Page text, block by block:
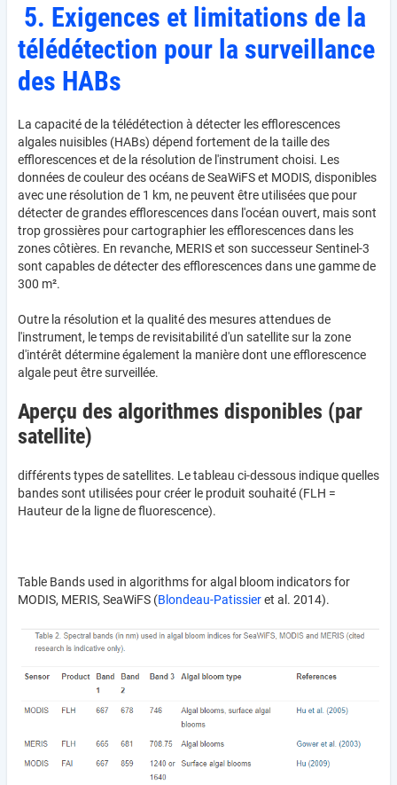
5. Exigences et limitations de la
télédétection pour la surveillance
des HABs
La capacité de la télédétection à détecter les efflorescences
algales nuisibles (HABs) dépend fortement de la taille des
efflorescences et de la résolution de l'instrument choisi. Les
données de couleur des océans de SeaWiFS et MODIS, disponibles
avec une résolution de 1 km, ne peuvent être utilisées que pour
détecter de grandes efflorescences dans l'océan ouvert, mais sont
trop grossières pour cartographier les efflorescences dans les
zones côtières. En revanche, MERIS et son successeur Sentinel-3
sont capables de détecter des efflorescences dans une gamme de
300 m².
Outre la résolution et la qualité des mesures attendues de
l'instrument, le temps de revisitabilité d'un satellite sur la zone
d'intérêt détermine également la manière dont une efflorescence
algale peut être surveillée.
Aperçu des algorithmes disponibles (par
satellite)
différents types de satellites. Le tableau ci-dessous indique quelles
bandes sont utilisées pour créer le produit souhaité (FLH =
Hauteur de la ligne de fluorescence).
Table Bands used in algorithms for algal bloom indicators for
MODIS, MERIS, SeaWiFS (Blondeau-Patissieret al. 2014).